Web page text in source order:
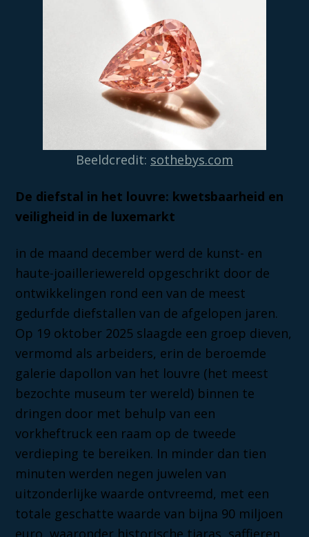
Beeldcredit: sothebys.com
De diefstal in het louvre: kwetsbaarheid en
veiligheid in de luxemarkt
in de maand december werd de kunst- en
haute-joailleriewereld opgeschrikt door de
ontwikkelingen rond een van de meest
gedurfde diefstallen van de afgelopen jaren.
Op 19 oktober 2025 slaagde een groep dieven,
vermomd als arbeiders, erin de beroemde
galerie dapollon van het louvre (het meest
bezochte museum ter wereld) binnen te
dringen door met behulp van een
vorkheftruck een raam op de tweede
verdieping te bereiken. In minder dan tien
minuten werden negen juwelen van
uitzonderlijke waarde ontvreemd, met een
totale geschatte waarde van bijna 90 miljoen